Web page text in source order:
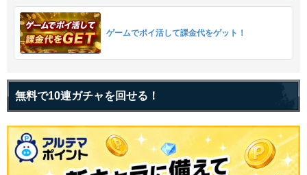
ゲームでポイ活して課金代をゲット！
無料で10連ガチャを回せる！